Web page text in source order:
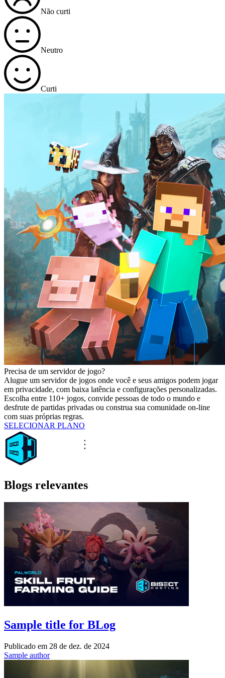
Não curti
Neutro
Curti
Precisa de um servidor de jogo?
Alugue um servidor de jogos onde você e seus amigos podem jogar
em privacidade, com baixa latência e configurações personalizadas.
Escolha entre 110+ jogos, convide pessoas de todo o mundo e
desfrute de partidas privadas ou construa sua comunidade on-line
com suas próprias regras.
SELECIONAR PLANO
Blogs relevantes
Sample title for BLog
Publicado em 28 de dez. de 2024
Sample author